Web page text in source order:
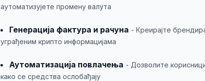
аутоматизујете промену валута
Генерација фактура и рачуна - Креирајте
уграђеним крипто информацијама
Аутоматизација повлачења - Дозволите
како се средства ослобађају